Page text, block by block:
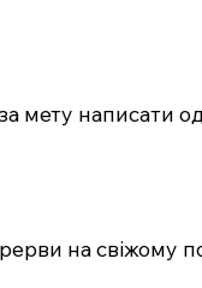
мету написати
на свіжому